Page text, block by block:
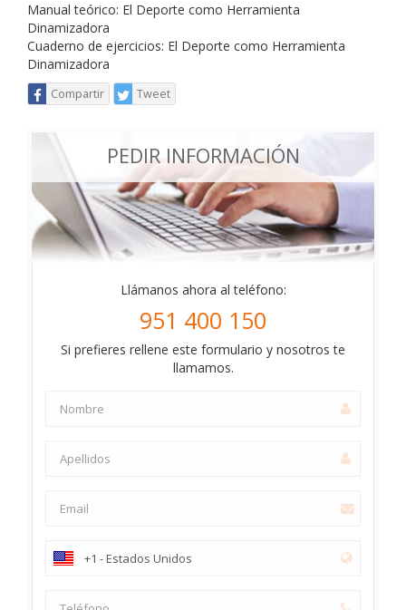
Manual teórico: El Deporte como Herramienta
Dinamizadora
Cuaderno de ejercicios: El Deporte como Herramienta
Dinamizadora
Compartir Tweet
PEDIR INFORMACIÓN
Llámanos ahora al teléfono:
951 400 150
Si prefieres rellene este formulario y nosotros te
llamamos.